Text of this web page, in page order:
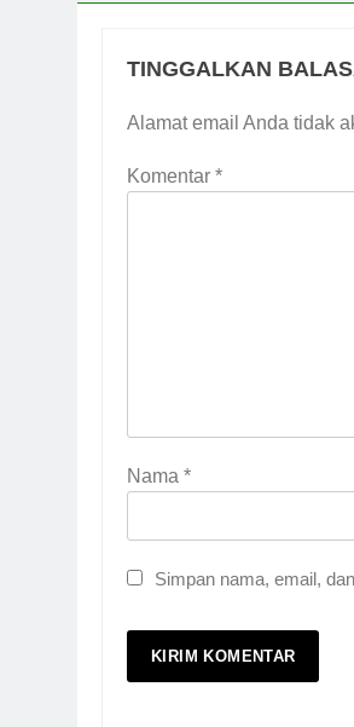
TINGGALKAN
Alamat email Anda tidak
Komentar *
Nama *
Simpan nama, email,